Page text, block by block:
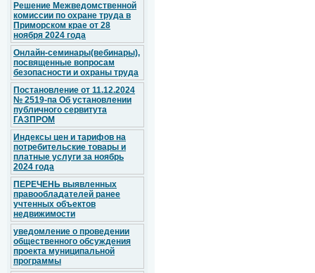
Решение Межведомственной
комиссии по охране труда в
Приморском крае от 28
ноября 2024 года
Онлайн-семинары(вебинары),
посвященные вопросам
безопасности и охраны труда
Постановление от 11.12.2024
№ 2519-па Об установлении
публичного сервитута
ГАЗПРОМ
Индексы цен и тарифов на
потребительские товары и
платные услуги за ноябрь
2024 года
ПЕРЕЧЕНЬ выявленных
правообладателей ранее
учтенных объектов
недвижимости
уведомление о проведении
общественного обсуждения
проекта муниципальной
программы